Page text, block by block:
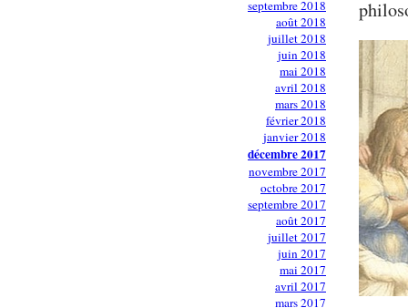
septembre 2018
août 2018
juillet 2018
juin 2018
mai 2018
avril 2018
mars 2018
février 2018
janvier 2018
décembre 2017
novembre 2017
octobre 2017
septembre 2017
août 2017
juillet 2017
juin 2017
mai 2017
avril 2017
mars 2017